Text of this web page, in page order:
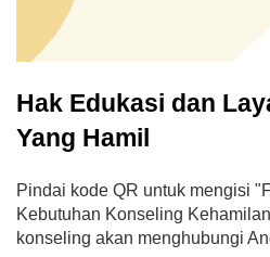
Hak Edukasi dan
Yang Hamil
Pindai kode QR untuk mengisi
Kebutuhan Konseling
konseling akan menghubungi